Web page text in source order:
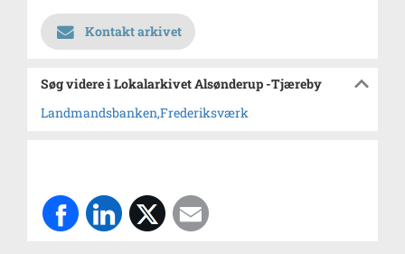
Kontakt arkivet
Søg videre i Lokalarkivet Alsønderup -Tjæreby
Landmandsbanken,Frederiksværk